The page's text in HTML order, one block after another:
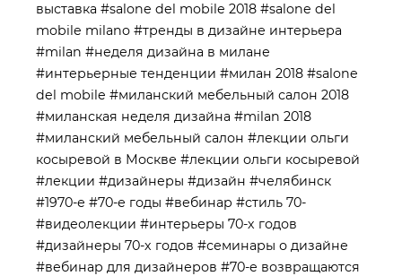
выставка #salone del mobile 2018 #salone del
mobile milano #тренды в дизайне интерьера
#milan #неделя дизайна в милане
#интерьерные тенденции #милан 2018 #salone
del mobile #миланский мебельный салон 2018
#миланская неделя дизайна #milan 2018
#миланский мебельный салон #лекции ольги
косыревой в Москве #лекции ольги косыревой
#лекции #дизайнеры #дизайн #челябинск
#1970-е #70-е годы #вебинар #стиль 70-
#видеолекции #интерьеры 70-х годов
#дизайнеры 70-х годов #семинары о дизайне
#вебинар для дизайнеров #70-е возвращаются